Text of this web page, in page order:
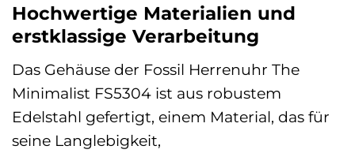
Hochwertige Materialien und
erstklassige Verarbeitung
Das Gehäuse der Fossil Herrenuhr The
Minimalist FS5304 ist aus robustem
Edelstahl gefertigt, einem Material, das für
seine Langlebigkeit,